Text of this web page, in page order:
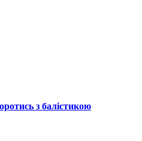
з балістикою